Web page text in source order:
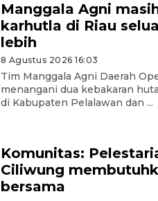
Manggala Agni
karhutla di Riau
lebih
8 Agustus 2026 16:03
Tim Manggala Agni Daerah
menangani dua kebakaran
di Kabupaten Pelalawan dan ...
Komunitas:
Ciliwung
bersama